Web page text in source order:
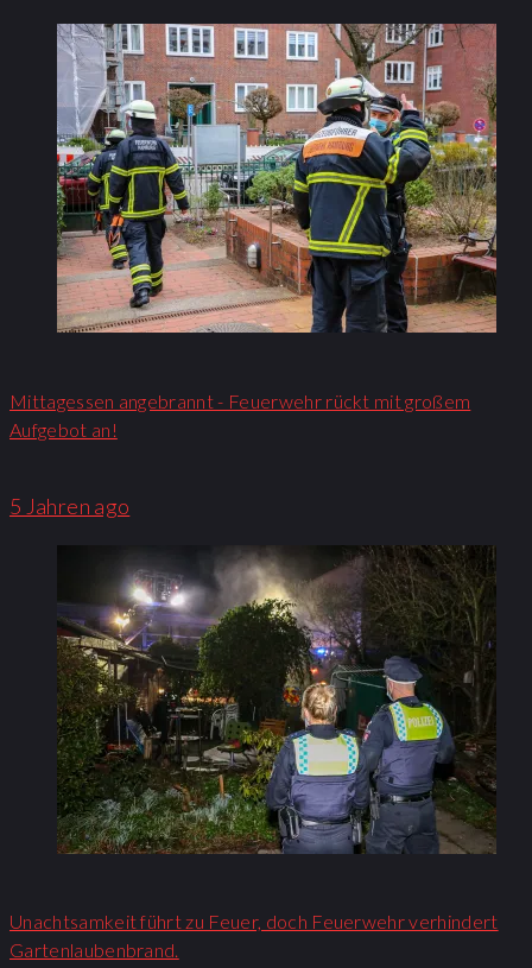
Mittagessen angebrannt - Feuerwehr rückt mit großem
Aufgebot an!​
5 Jahren ago
Unachtsamkeit führt zu Feuer, doch Feuerwehr verhindert
Gartenlaubenbrand.